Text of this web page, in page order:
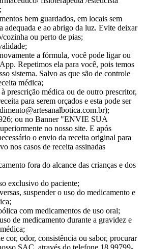
bem guardados, em locais sem
adequada e ao abrigo da luz. Evite deixar
cozinha ou perto de pias;
a fórmula, você pode ligar ou
Repetimos ela para você, pois temos
sistema. Salvo as que são de controle
médica;
prescrição médica ou de outro prescritor,
para serem orçados e esta pode ser
ou no Banner "ENVIE SUA
no nosso site. E após
o envio da receita original para
nos casos de receita assinadas
fora do alcance das crianças e dos
exclusivo do paciente;
suspender o uso do medicamento e
com medicamentos de uso oral;
de medicamento durante a gravidez e
cor, odor, consistência ou sabor, procurar